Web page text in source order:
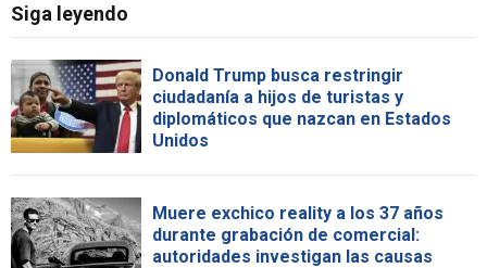
Siga leyendo
Donald Trump busca restringir
ciudadanía a hijos de turistas y
diplomáticos que nazcan en Estados
Unidos
Muere exchico reality a los 37 años
durante grabación de comercial:
autoridades investigan las causas